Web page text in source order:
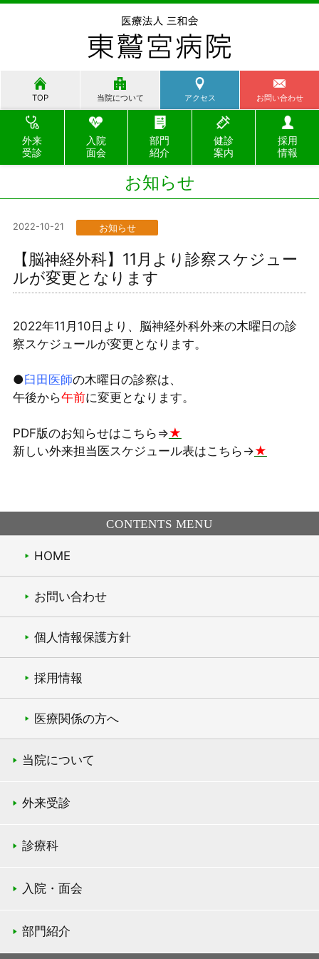
TOP 当院について アクセス お問い合わせ
外来
受診
入院
面会
部門
紹介
健診
案内
採用
情報
お知らせ
2022-10-21 お知らせ
【脳神経外科】11月より診察スケジュー
ルが変更となります
2022年11月10日より、脳神経外科外来の木曜日の診
察スケジュールが変更となります。
●臼田医師の木曜日の診察は、
午後から午前に変更となります。
PDF版のお知らせはこちら⇒★
新しい外来担当医スケジュール表はこちら→★
CONTENTS MENU
HOME
お問い合わせ
個人情報保護方針
採用情報
医療関係の方へ
当院について
外来受診
診療科
入院・面会
部門紹介